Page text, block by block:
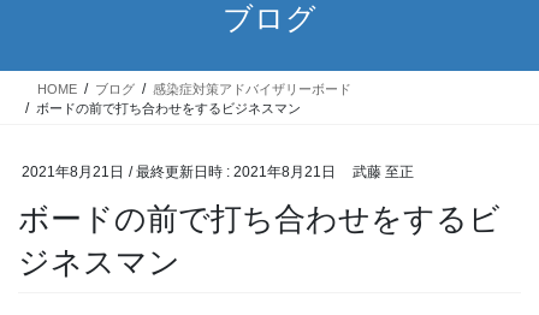
プ
動
ブログ
HOME ブログ
感染症対策アドバイザリーボード
ボードの前で打ち合わせをするビジネスマン
2021年8月21日 / 最終更新日時 : 2021年8月21日 武藤 至正
ボードの前で打ち合わせをするビ
ジネスマン